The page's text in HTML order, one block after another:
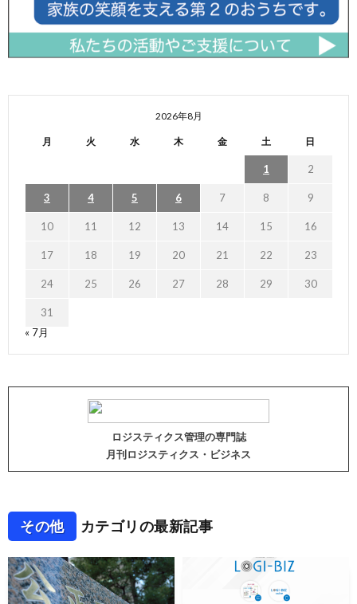
2026年8月
月 火 水 木 金 土 日
1 2
3 4 5 6 7 8 9
10 11 12 13 14 15 16
17 18 19 20 21 22 23
24 25 26 27 28 29 30
31
« 7月
ロジスティクス管理の専門誌
月刊ロジスティクス・ビジネス
その他 カテゴリの最新記事